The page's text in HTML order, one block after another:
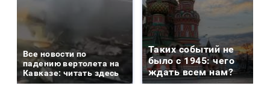
Все новости по
падению вертолета на
Кавказе: читать здесь
Таких событий не
было с 1945: чего
ждать всем нам?